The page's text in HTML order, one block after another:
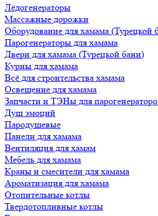
Лёдогенераторы
Массажные дорожки
Оборудование для хамама (Турецкой
Парогенераторы для хамама
Двери для хамама (Турецкой бани)
Курны для хамама
Всё для строительства хамама
Освещение для хамама
Запчасти и ТЭНы для
Душ эмоций
Пародушевые
Панели для хамама
Вентиляция для хамам
Мебель для хамама
Краны и смесители для хамама
Ароматизация для хамама
Отопительные котлы
Твердотопливные котлы